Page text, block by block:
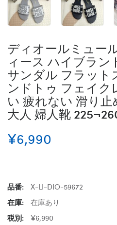
ディオールミュー
ィース ハイブラン
サンダル フラット
ンドトゥ フェイク
い 疲れない 滑り
大人 婦人靴
¥6,990
品番:
X-LI-DIO-59672
在庫:
在庫あり
税別:
¥6,990